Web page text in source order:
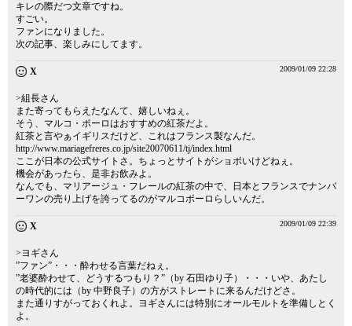
キレの際だつ文章ですね。
すごい。
ファンになりました。
次の記事、楽しみにしてます。
X 2009/01/09 22:28
>組長さん
また寄ってもらえたなんて、嬉しいねぇ。
そう、マルコ・ポーロはおすすめの紅茶だよ。
紅茶と言やぁイギリスだけど、これはフランス製なんだ。
http://www.mariagefreres.co.jp/site20070611/tj/index.html
ここが日本の公式サイトさ。ちょっとサイトがショボいけどねぇ。
機会があったら、是非お飲みよ。
なんでも、マリアージュ・フレールの紅茶の中で、日本とフランスでナンバ
ーワンの売り上げを誇ってるのがマルコポーロらしいんだ。
X 2009/01/09 22:39
>ヨギさん
”ファン”・・・酔わせる言葉だねぇ。
”老婆酔わせて、どうするつもり？”（by 石田ゆり子）・・・いや、あたし
の時代的には（by 中野良子）の方がストレートに来るんだけどさ。
また通りすがっておくれよ。ヨギさんには特別にオールモルトを準備しとく
よ。